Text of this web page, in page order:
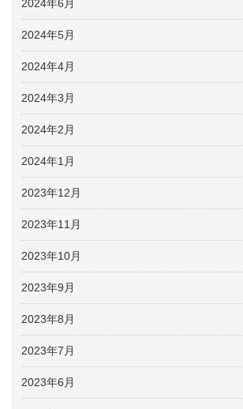
2024年6月
2024年5月
2024年4月
2024年3月
2024年2月
2024年1月
2023年12月
2023年11月
2023年10月
2023年9月
2023年8月
2023年7月
2023年6月